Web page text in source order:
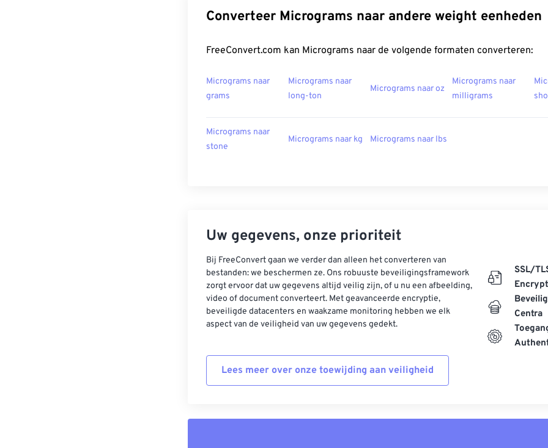
Converteer Micrograms naar andere weight eenheden
FreeConvert.com kan Micrograms naar de volgende formaten converteren:
Micrograms naar
grams
Micrograms naar
long-ton
Micrograms naar oz
Micrograms naar
milligrams
Micrograms naar
stone
Micrograms naar kg Micrograms naar lbs
Uw gegevens, onze prioriteit
Bij FreeConvert gaan we verder dan alleen het converteren van
bestanden: we beschermen ze. Ons robuuste beveiligingsframework
zorgt ervoor dat uw gegevens altijd veilig zijn, of u nu een afbeelding,
video of document converteert. Met geavanceerde encryptie,
beveiligde datacenters en waakzame monitoring hebben we elk
aspect van de veiligheid van uw gegevens gedekt.
Lees meer over onze toewijding aan veiligheid
SSL/
Centra